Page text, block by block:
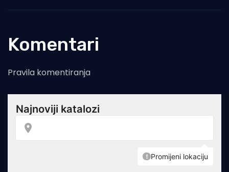
Komentari
Pravila komentiranja